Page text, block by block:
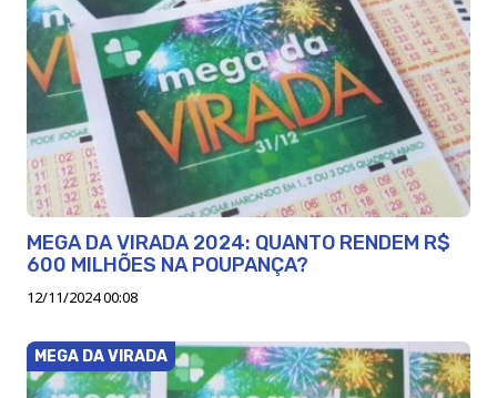
MEGA DA VIRADA 2024: QUANTO RENDEM R$
600 MILHÕES NA POUPANÇA?
12/11/2024 00:08
MEGA DA VIRADA